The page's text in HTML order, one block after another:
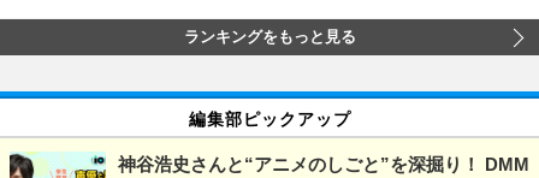
ランキングをもっと見る
編集部ピックアップ
神谷浩史さんと“アニメのしごと”を深掘り！ DMM